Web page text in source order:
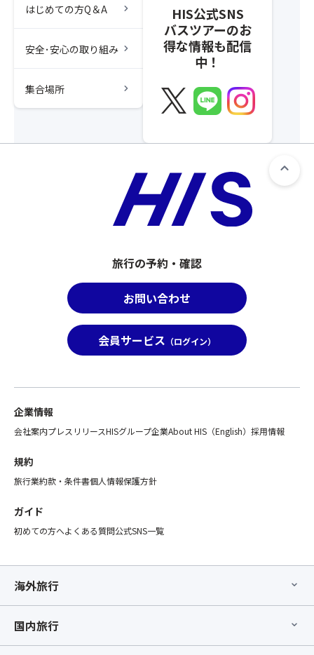
はじめての方Q＆A chevron_right
安全･安心の取り組み chevron_right
集合場所 chevron_right
HIS公式SNS
バスツアーのお
得な情報も配信
中！
旅行の予約・確認
お問い合わせ
会員サービス （ログイン）
企業情報
会社案内プレスリリースHISグループ企業About HIS（English） 採用情報
規約
旅行業約款・条件書個人情報保護方針
ガイド
初めての方へよくある質問公式SNS一覧
海外旅行
国内旅行